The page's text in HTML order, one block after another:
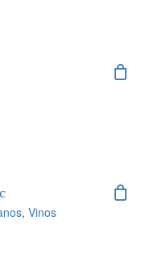
, Vinos